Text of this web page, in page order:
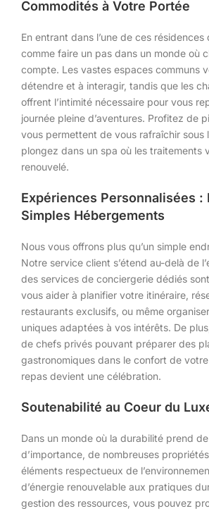
Commodités à Votre Portée
En entrant dans l’une de ces résidences
comme faire un pas dans un monde où
compte. Les vastes espaces communs
détendre et à interagir, tandis que les
offrent l’intimité nécessaire pour vous
journée pleine d’aventures. Profitez de
vous permettent de vous rafraîchir sous
plongez dans un spa où les traitements
renouvelé.
Expériences Personnalisées :
Simples Hébergements
Nous vous offrons plus qu’un simple
Notre service client s’étend au-delà de
des services de conciergerie dédiés
vous aider à planifier votre itinéraire,
restaurants exclusifs, ou même
uniques adaptées à vos intérêts. De
de chefs privés pouvant préparer des
gastronomiques dans le confort de
repas devient une célébration.
Soutenabilité au Coeur du
Dans un monde où la durabilité prend
d’importance, de nombreuses
éléments respectueux de
d’énergie renouvelable aux pratiques
gestion des ressources, vous pouvez